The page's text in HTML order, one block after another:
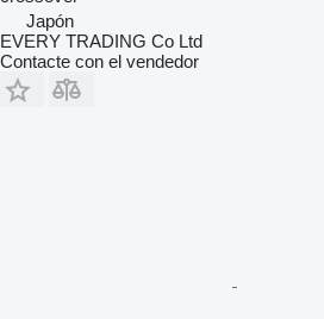
Japón
EVERY TRADING Co Ltd
Contacte con el vendedor